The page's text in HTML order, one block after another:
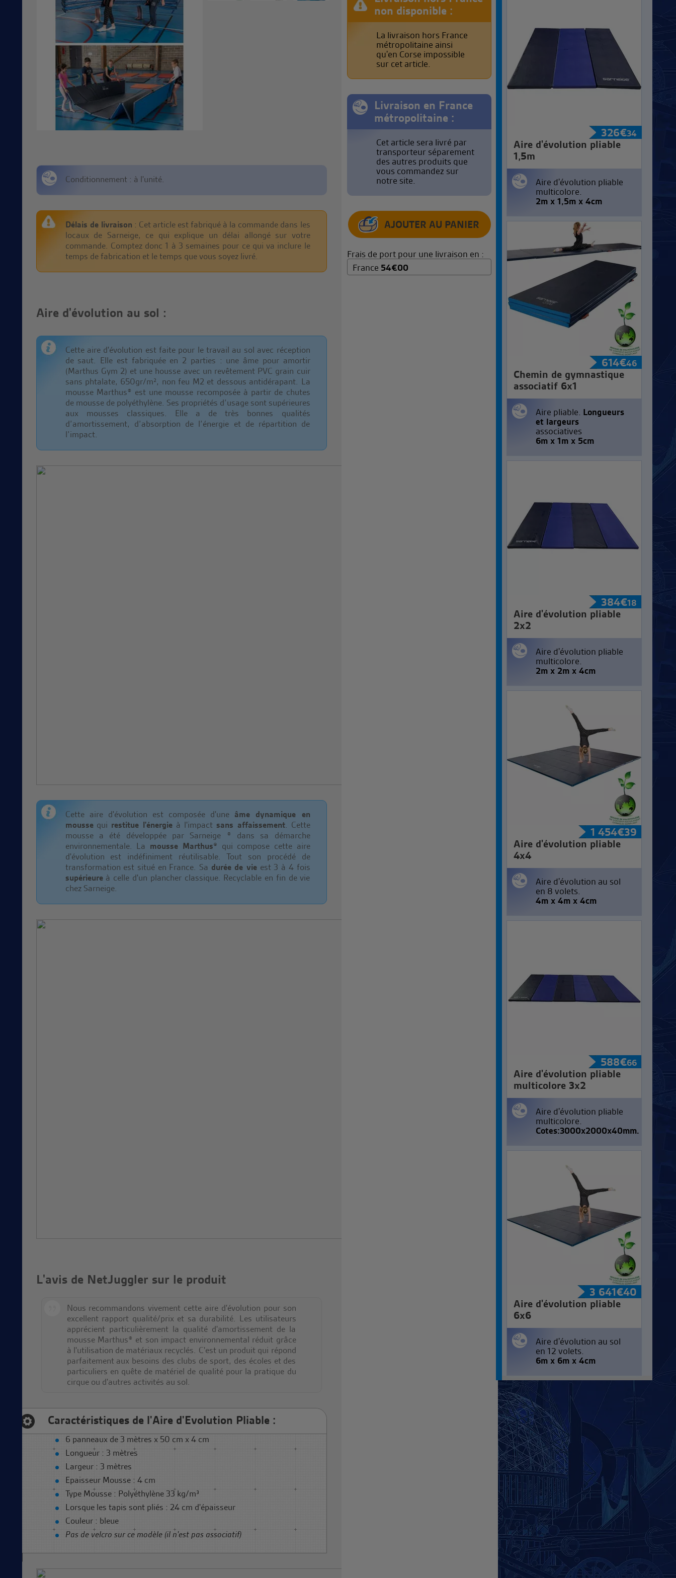
non disponible :
La livraison hors France
métropolitaine ainsi
qu'en Corse impossible
sur cet article.
Livraison en France
métropolitaine :
Cet article sera livré par
transporteur séparement
des autres produits que
vous commandez sur
notre site.
Frais de port pour une livraison en :
France 54€00
Conditionnement : à l'unité.
Délais de livraison : Cet article est fabriqué à la commande dans les
locaux de Sarneige, ce qui explique un délai allongé sur votre
commande. Comptez donc 1 à 3 semaines pour ce qui va inclure le
temps de fabrication et le temps que vous soyez livré.
Aire d'évolution au sol :
Cette aire d'évolution est faite pour le travail au sol avec réception
de saut. Elle est fabriquée en 2 parties : une âme pour amortir
(Marthus Gym 2) et une housse avec un revêtement PVC grain cuir
sans phtalate, 650gr/m², non feu M2 et dessous antidérapant. La
mousse Marthus® est une mousse recomposée à partir de chutes
de mousse de polyéthylène. Ses propriétés d’usage sont supérieures
aux mousses classiques. Elle a de très bonnes qualités
d’amortissement, d’absorption de l’énergie et de répartition de
l’impact.
Cette aire d'évolution est composée d'une âme dynamique en
moussequi restitue l'énergie à l'impact sans affaissement. Cette
mousse a été développée par Sarneige ® dans sa démarche
environnementale. La mousse Marthus® qui compose cette aire
d'évolution est indéfiniment réutilisable. Tout son procédé de
transformation est situé en France. Sa durée de vie est 3 à 4 fois
supérieureà celle d'un plancher classique. Recyclable en fin de vie
chez Sarneige.
L'avis de NetJuggler sur le produit
Nous recommandons vivement cette aire d'évolution pour son
excellent rapport qualité/prix et sa durabilité. Les utilisateurs
apprécient particulièrement la qualité d'amortissement de la
mousse Marthus® et son impact environnemental réduit grâce
à l'utilisation de matériaux recyclés. C'est un produit qui répond
parfaitement aux besoins des clubs de sport, des écoles et des
particuliers en quête de matériel de qualité pour la pratique du
cirque ou d'autres activités au sol.
Caractéristiques de l'Aire d'Evolution Pliable :
6 panneaux de 3 mètres x 50 cm x 4 cm
Longueur : 3 mètres
Largeur : 3 mètres
Epaisseur Mousse : 4 cm
Type Mousse : Polyéthylène 33 kg/m³
Lorsque les tapis sont pliés : 24 cm d'épaisseur
Couleur : bleue
Pas de velcro sur ce modèle (il n'est pas associatif)
326€34
Aire d'évolution pliable
1,5m
Aire d'évolution pliable
multicolore.
2m x 1,5m x 4cm
614€46
Chemin de gymnastique
associatif 6x1
Aire pliable. Longueurs
et largeurs
associatives
6m x 1m x 5cm
384€18
Aire d'évolution pliable
2x2
Aire d'évolution pliable
multicolore.
2m x 2m x 4cm
1 454€39
Aire d'évolution pliable
4x4
Aire d'évolution au sol
en 8 volets.
4m x 4m x 4cm
588€66
Aire d'évolution pliable
multicolore 3x2
Aire d'évolution pliable
multicolore.
Cotes:3000x2000x40mm.
3 641€40
Aire d'évolution pliable
6x6
Aire d'évolution au sol
en 12 volets.
6m x 6m x 4cm